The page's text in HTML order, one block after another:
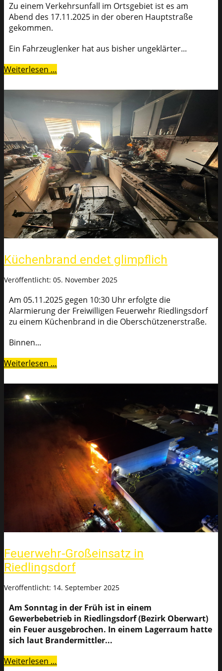
Zu einem Verkehrsunfall im Ortsgebiet ist es am
Abend des 17.11.2025 in der oberen Hauptstraße
gekommen.
Ein Fahrzeuglenker hat aus bisher ungeklärter...
Weiterlesen …
Küchenbrand endet glimpflich
Veröffentlicht: 05. November 2025
Am 05.11.2025 gegen 10:30 Uhr erfolgte die
Alarmierung der Freiwilligen Feuerwehr Riedlingsdorf
zu einem Küchenbrand in die Oberschützenerstraße.
Binnen...
Weiterlesen …
Feuerwehr-Großeinsatz in
Riedlingsdorf
Veröffentlicht: 14. September 2025
Am Sonntag in der Früh ist in einem
Gewerbebetrieb in Riedlingsdorf (Bezirk Oberwart)
ein Feuer ausgebrochen. In einem Lagerraum hatte
sich laut Brandermittler...
Weiterlesen …